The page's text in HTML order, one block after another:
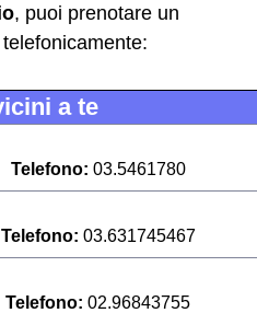
, puoi prenotare un
a te
Telefono: 03.5461780
Telefono: 03.631745467
Telefono: 02.96843755